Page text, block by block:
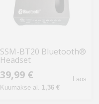
SSM-BT20 Bluetooth®
Headset
39,99 €
Kuumakse al. 1,36 €
Laos